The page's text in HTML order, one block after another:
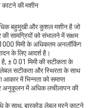
काटने की मशीन
बहुमुखी और कुशल मशीन है जो
सामग्रियों को संभालने में सक्षम
मिमी के अधिकतम अनलॉकिंग
के लिए आदर्श है।
± 0.01 मिमी की सटीकता के
सटीकता और स्थिरता के साथ
आकार में भिन्नता को समाप्त
अनुकूलन में अधिक लचीलापन की
के साथ, बारकोड लेबल मरने काटने